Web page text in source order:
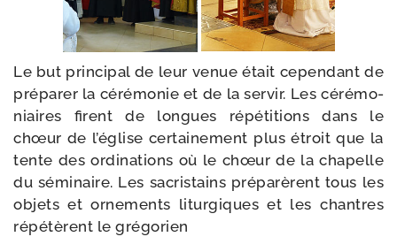
Le but prin­ci­pal de leur venue était cepen­dant de
pré­pa­rer la céré­mo­nie et de la ser­vir. Les céré­mo­
niaires firent de longues répé­ti­tions dans le
chœur de l’é­glise cer­tai­ne­ment plus étroit que la
tente des ordi­na­tions où le chœur de la cha­pelle
du sémi­naire. Les sacris­tains pré­pa­rèrent tous les
objets et orne­ments litur­giques et les chantres
répé­tèrent le grégorien